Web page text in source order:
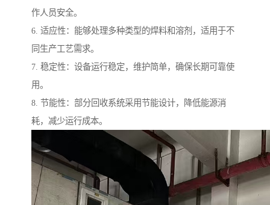
作人员安全。
6. 适应性：能够处理多种类型的焊料和溶剂，适用于不
同生产工艺需求。
7. 稳定性：设备运行稳定，维护简单，确保长期可靠使
用。
8. 节能性：部分回收系统采用节能设计，降低能源消
耗，减少运行成本。